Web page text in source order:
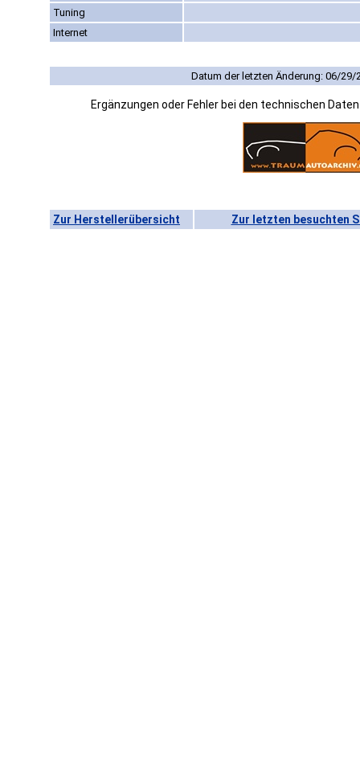
Tuning
Internet
Datum der letzten Änderung: 06/29/
Ergänzungen oder Fehler bei den technischen
Zur Herstellerübersicht Zur letzten besuchten